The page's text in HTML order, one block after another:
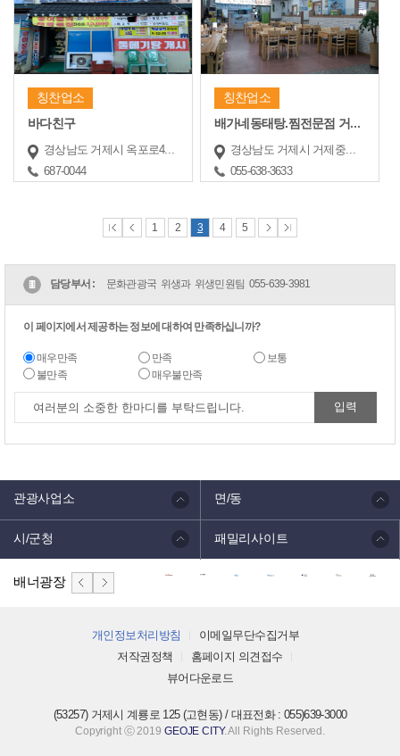
칭찬업소
바다친구
경상남도 거제시 옥포로4길 32
687-0044
칭찬업소
배가네동태탕.찜전문점 거제점
경상남도 거제시 거제중앙로29길 28 (고현동)
055-638-3633
1 2 3 4 5
담당부서 : 문화관광국 위생과 위생민원팀 055-639-3981
이 페이지에서 제공하는 정보에 대하여 만족하십니까?
매우만족 만족
보통
불만족
매우불만족
관광사업소 면/동
시/군청 패밀리사이트
배너광장
개인정보처리방침
이메일무단수집거부
저작권정책
홈페이지 의견접수
뷰어다운로드
(53257) 거제시 계룡로 125 (고현동) / 대표전화 : 055)639-3000
Copyright ⓒ 2019 GEOJE CITY. All Rights Reserved.